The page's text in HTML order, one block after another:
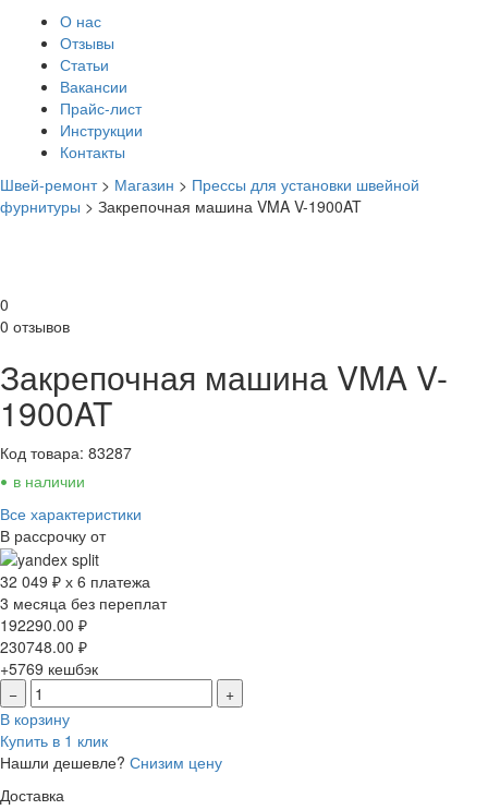
О нас
Отзывы
Статьи
Вакансии
Прайс-лист
Инструкции
Контакты
Швей-ремонт> Магазин > Прессы для установки швейной
фурнитуры > Закрепочная машина VMA V-1900AT
0
0 отзывов
Закрепочная машина VMA V-
1900AT
Код товара: 83287
• в наличии
Все характеристики
В рассрочку от
32 049 ₽ х 6 платежа
3 месяца без переплат
192290.00 ₽
230748.00 ₽
+5769 кешбэк
−
+
В корзину
Купить в 1 клик
Нашли дешевле? Снизим цену
Доставка